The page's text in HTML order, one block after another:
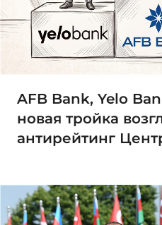
AFB Bank, Yelo
новая тройка
антирейтинг